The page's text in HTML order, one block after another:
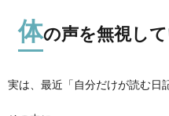
体の声を無視し
実は、最近「自分だけが読む日